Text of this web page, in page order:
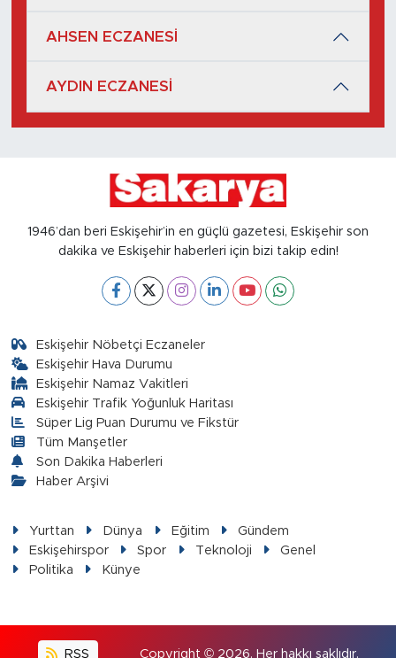
AHSEN ECZANESİ
AYDIN ECZANESİ
1946’dan beri Eskişehir’in en güçlü gazetesi, Eskişehir son
dakika ve Eskişehir haberleri için bizi takip edin!
Eskişehir Nöbetçi Eczaneler
Eskişehir Hava Durumu
Eskişehir Namaz Vakitleri
Eskişehir Trafik Yoğunluk Haritası
Süper Lig Puan Durumu ve Fikstür
Tüm Manşetler
Son Dakika Haberleri
Haber Arşivi
Yurttan Dünya Eğitim
Gündem
Eskişehirspor
Spor Teknoloji
Genel
Politika
Künye
RSS Copyright © 2026. Her hakkı saklıdır.